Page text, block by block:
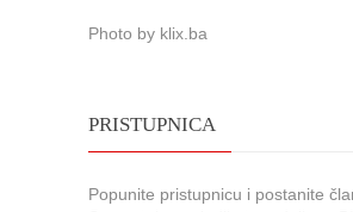
Photo by klix.ba
PRISTUPNICA
Popunite pristupnicu i postanite